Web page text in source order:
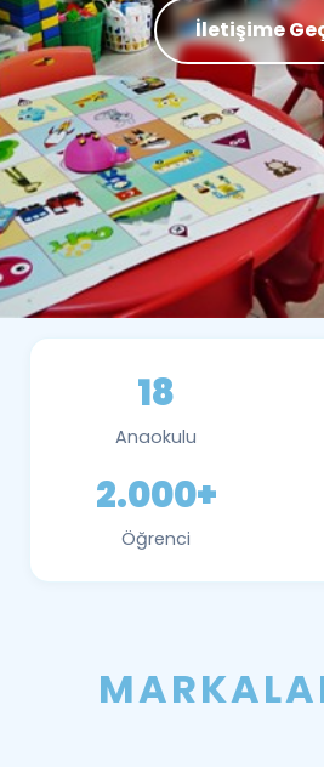
İletişime
18
Anaokulu
2.000+
Öğrenci